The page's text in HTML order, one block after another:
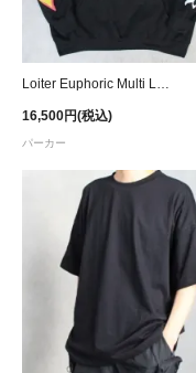
16,500円(税込)
パーカー